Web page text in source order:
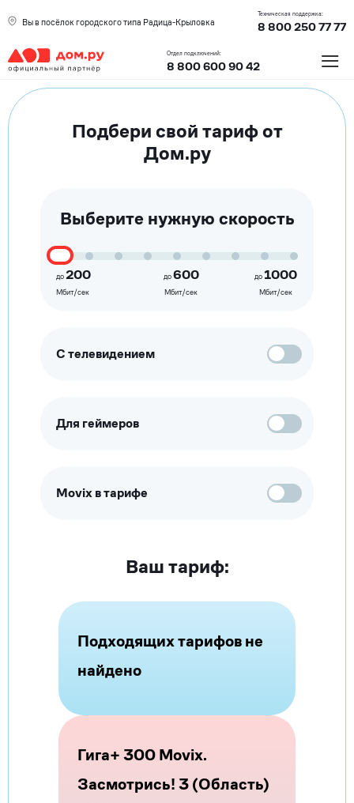
Вы в посёлок городского типа Радица-Крыловка
Техническая поддержка:
8 800 250 77 77
Отдел подключений:
8 800 600 90 42 ≡
Подбери свой тариф от
Дом.ру
Выберите нужную скорость
до200
Мбит/сек
до600
Мбит/сек
до1000
Мбит/сек
С телевидением
Для геймеров
Movix в тарифе
Ваш тариф:
Подходящих тарифов не
найдено
Гига+ 300 Movix.
Засмотрись! 3 (Область)